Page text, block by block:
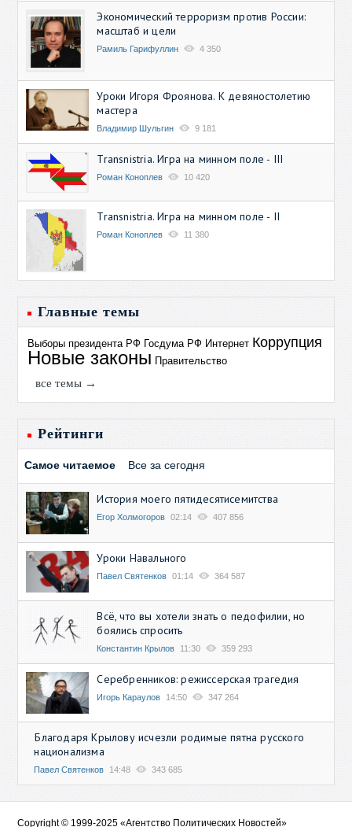
Экономический терроризм против России:
масштаб и цели
Рамиль Гарифуллин 4 350
Уроки Игоря Фроянова. К девяностолетию
мастера
Владимир Шульгин 9 181
Transnistria. Игра на минном поле - III
Роман Коноплев 10 420
Transnistria. Игра на минном поле - II
Роман Коноплев 11 380
Главные темы
Выборы президента РФ Госдума РФ Интернет Коррупция
Новые законы Правительство
все темы →
Рейтинги
Самое читаемое Все за сегодня
История моего пятидесятисемитства
Егор Холмогоров 02:14 407 856
Уроки Навального
Павел Святенков 01:14 364 587
Всё, что вы хотели знать о педофилии, но
боялись спросить
Константин Крылов 11:30 359 293
Серебренников: режиссерская трагедия
Игорь Караулов 14:50 347 264
Благодаря Крылову исчезли родимые пятна русского
национализма
Павел Святенков 14:48 343 685
Copyright © 1999-2025 «Агентство Политических Новостей»